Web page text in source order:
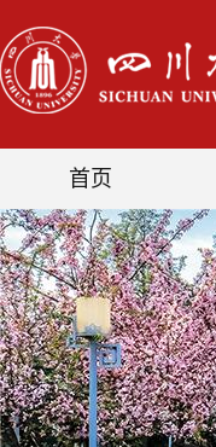
首页